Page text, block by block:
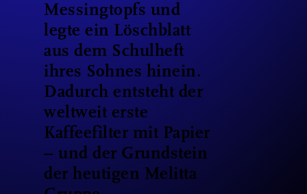
Messingtopfs und
legte ein Löschblatt
aus dem Schulheft
ihres Sohnes hinein.
Dadurch entsteht der
weltweit erste
Kaffeefilter mit Papier
– und der Grundstein
der heutigen Melitta